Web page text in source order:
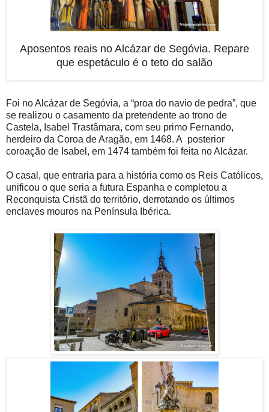
Aposentos reais no Alcázar de Segóvia. Repare
que espetáculo é o teto do salão
Foi no Alcázar de Segóvia, a “proa do navio de pedra”, que
se realizou o casamento da pretendente ao trono de
Castela, Isabel Trastâmara, com seu primo Fernando,
herdeiro da Coroa de Aragão, em 1468. A posterior
coroação de Isabel, em 1474 também foi feita no Alcázar.
O casal, que entraria para a história como os Reis Católicos,
unificou o que seria a futura Espanha e completou a
Reconquista Cristã do território, derrotando os últimos
enclaves mouros na Península Ibérica.